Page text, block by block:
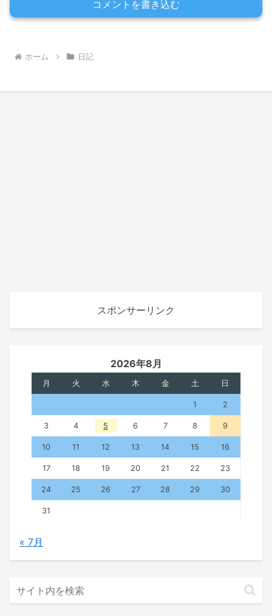
コメントを書き込む
ホーム 日記
スポンサーリンク
2026年8月
月 火 水 木 金 土 日
1 2
3 4 5 6 7 8 9
10 11 12 13 14 15 16
17 18 19 20 21 22 23
24 25 26 27 28 29 30
31
« 7月